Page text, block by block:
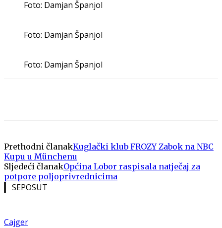
Foto: Damjan Španjol
Foto: Damjan Španjol
Foto: Damjan Španjol
Prethodni članakKuglački klub FROZY Zabok na NBC
Kupu u Münchenu
Sljedeći članakOpćina Lobor raspisala natječaj za
potpore poljoprivrednicima
SEPOSUT
Cajger